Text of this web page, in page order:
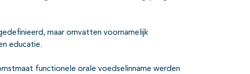
maar omvatten voornamelijk
educatie.
functionele orale voedselinname werden